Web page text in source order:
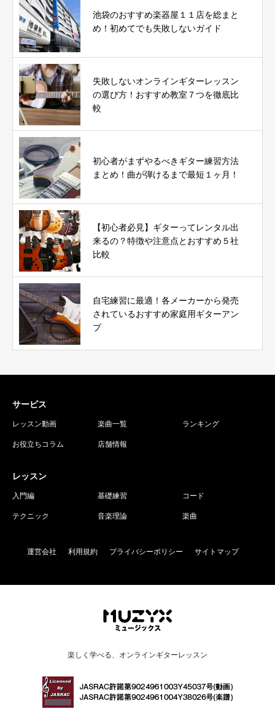
池袋のおすすめ楽器屋１１店を総まと
め！初めてでも失敗しないガイド
失敗しないオンラインギターレッスン
の選び方！おすすめ教室７つを徹底比
較
初心者がまずやるべきギター練習方法
まとめ！曲が弾けるまで最短１ヶ月！
【初心者必見】ギターってレンタル出
来るの？特徴や注意点とおすすめ５社
比較
自宅練習に最適！各メーカーから発売
されているおすすめ家庭用ギターアン
プ
サービス
レッスン動画 楽曲一覧 ランキング
お役立ちコラム 店舗情報
レッスン
入門編 基礎練習 コード
テクニック 音楽理論 楽曲
運営会社 利用規約 プライバシーポリシー サイトマップ
楽しく学べる、オンラインギターレッスン